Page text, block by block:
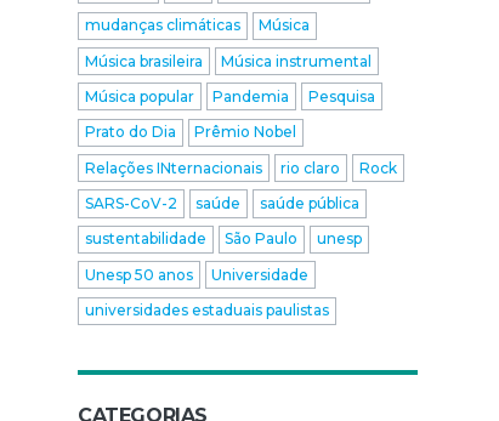
mudanças climáticas
Música
Música brasileira
Música instrumental
Música popular
Pandemia
Pesquisa
Prato do Dia
Prêmio Nobel
Relações INternacionais
rio claro
Rock
SARS-CoV-2
saúde
saúde pública
sustentabilidade
São Paulo
unesp
Unesp 50 anos
Universidade
universidades estaduais paulistas
CATEGORIAS